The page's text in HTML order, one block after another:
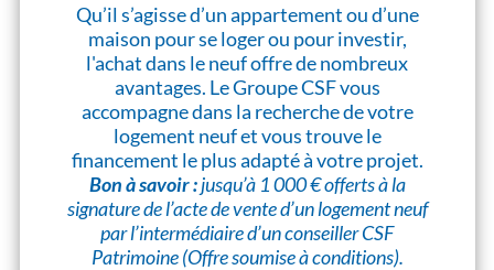
Qu’il s’agisse d’un appartement ou d’une
maison pour se loger ou pour investir,
l'achat dans le neuf offre de nombreux
avantages. Le Groupe CSF vous
accompagne dans la recherche de votre
logement neuf et vous trouve le
financement le plus adapté à votre projet.
Bon à savoir :jusqu’à 1 000 € offerts à la
signature de l’acte de vente d’un logement neuf
par l’intermédiaire d’un conseiller CSF
Patrimoine (Offre soumise à conditions).